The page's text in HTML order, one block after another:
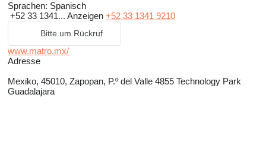
Sprachen: Spanisch
+52 33 1341... Anzeigen +52 33 1341 9210
Bitte um Rückruf
www.matro.mx/
Adresse
Mexiko, 45010, Zapopan, P.º del Valle 4855 Technology Park
Guadalajara